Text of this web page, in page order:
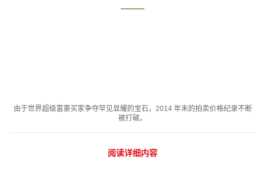
由于世界超级富豪买家争夺罕见显耀的宝石，2014 年末的拍卖价格纪录不断
被打破。
阅读详细内容